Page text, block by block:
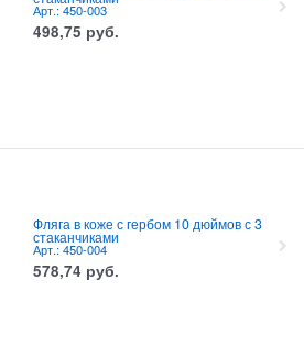
Арт.: 450-003
498,75 руб.
Фляга в коже с гербом 10 дюймов с 3
стаканчиками
Арт.: 450-004
578,74 руб.